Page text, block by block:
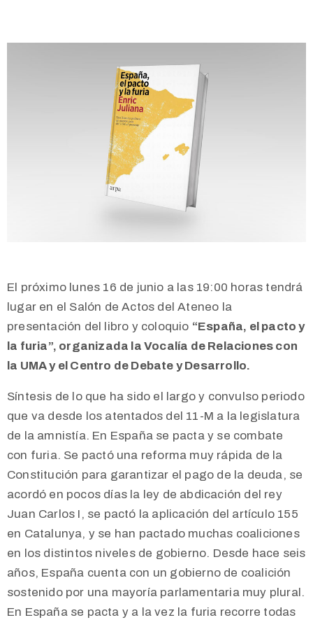
El próximo lunes 16 de junio a las 19:00 horas tendrá
lugar en el Salón de Actos del Ateneo la
presentación del libro y coloquio “España, el pacto y
la furia”, organizada la Vocalía de Relaciones con
la UMA y el Centro de Debate y Desarrollo.
Síntesis de lo que ha sido el largo y convulso periodo
que va desde los atentados del 11-M a la legislatura
de la amnistía. En España se pacta y se combate
con furia. Se pactó una reforma muy rápida de la
Constitución para garantizar el pago de la deuda, se
acordó en pocos días la ley de abdicación del rey
Juan Carlos I, se pactó la aplicación del artículo 155
en Catalunya, y se han pactado muchas coaliciones
en los distintos niveles de gobierno. Desde hace seis
años, España cuenta con un gobierno de coalición
sostenido por una mayoría parlamentaria muy plural.
En España se pacta y a la vez la furia recorre todas